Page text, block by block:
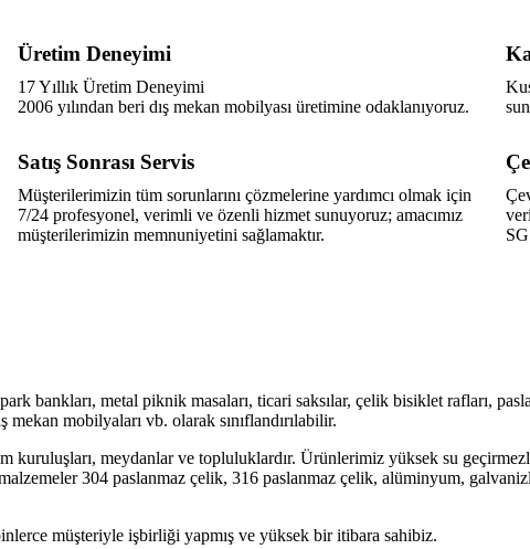
Üretim Deneyimi
17 Yıllık Üretim Deneyimi
2006 yılından beri dış mekan mobilyası üretimine odaklanıyoruz.
Satış Sonrası Servis
Müşterilerimizin tüm sorunlarını çözmelerine yardımcı olmak için
7/24 profesyonel, verimli ve özenli hizmet sunuyoruz; amacımız
müşterilerimizin memnuniyetini sağlamaktır.
bankları, metal piknik masaları, ticari saksılar, çelik bisiklet rafları,
mobilyaları vb. olarak sınıflandırılabilir.
kuruluşları, meydanlar ve topluluklardır. Ürünlerimiz yüksek su
304 paslanmaz çelik, 316 paslanmaz çelik, alüminyum,
müşteriyle işbirliği yapmış ve yüksek bir itibara sahibiz.